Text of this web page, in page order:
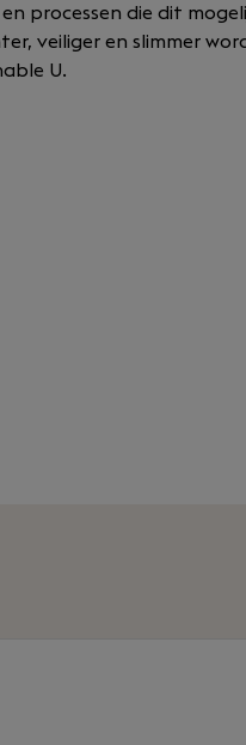
processen die dit
veiliger en slimmer
U.